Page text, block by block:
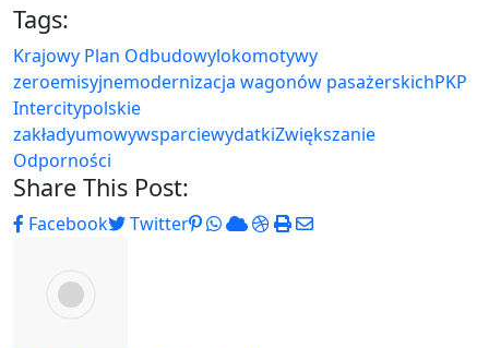
Tags:
Krajowy Plan Odbudowylokomotywy
zeroemisyjnemodernizacja wagonów pasażerskichPKP
Intercitypolskie
zakładyumowywsparciewydatkiZwiększanie
Odporności
Share This Post:
Facebook Twitter Pinterest
Whatsapp
CloudStumbleUpon
PrintShare